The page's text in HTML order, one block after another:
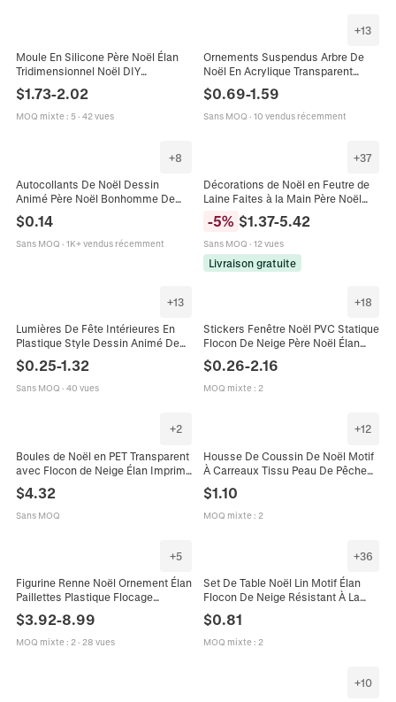
Moule En Silicone Père Noël Élan
Tridimensionnel Noël DIY
Fabrication De Bougies Parfumées
Savon Artisanal Décoration
$1.73-2.02
MOQ mixte: 5· 42 vues
+13
Ornements Suspendus Arbre De
Noël En Acrylique Transparent
Flocon De Neige Élan Ange Étoile
Décoration Maison
$0.69-1.59
Sans MOQ · 10 vendus récemment
+8
Autocollants De Noël Dessin
Animé Père Noël Bonhomme De
Cadeaux De Fête Bricolage
Scrapbooking
$0.14
Sans MOQ · 1K+ vendus récemment
+37
Décorations de Noël en Feutre de
Laine Faites à la Main Père Noël
d'Épice Sapin Chaussette pour
Fête Vacances Ornement Maison
Accessoire
-5% $1.37-5.42
Sans MOQ · 12 vues
Livraison gratuite
+13
Lumières De Fête Intérieures En
Plastique Style Dessin Animé De
Noël Mignonnes Père Noël
Bonhomme De Neige Élan
$0.25-1.32
Sans MOQ · 40 vues
+18
Stickers Fenêtre Noël PVC Statique
Flocon De Neige Père Noël Élan
Renne Décalcomanies Verre Porte
Maison Décoration
$0.26-2.16
MOQ mixte: 2
+2
Boules de Noël en PET Transparent
avec Flocon de Neige Élan Imprimé
Sapin de Noël Fête Maison
$4.32
Sans MOQ
+12
Housse De Coussin De Noël Motif
À Carreaux Tissu Peau De Pêche
Neige Décoration
$1.10
MOQ mixte: 2
+5
Figurine Renne Noël Ornement Élan
Paillettes Plastique Flocage
Décoration Table Festive Hiver
Décoration Maison
$3.92-8.99
MOQ mixte: 2· 28 vues
+36
Set De Table Noël Lin Motif Élan
Flocon De Neige Résistant À La
Chaleur Lavable Décoration De
Table Style Nordique
$0.81
MOQ mixte: 2
+10